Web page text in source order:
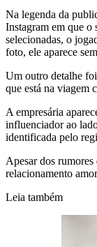
Na legenda da
Instagram em que o
selecionadas, o
foto, ele aparece
Um outro detalhe
que está na viagem
A empresária
influenciador ao
identificada pelo
Apesar dos rumores
relacionamento
Leia também